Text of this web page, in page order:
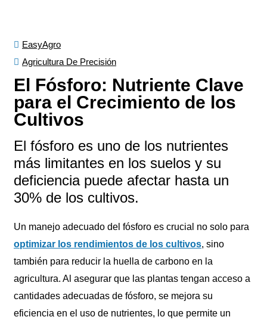
EasyAgro
Agricultura De Precisión
El Fósforo: Nutriente Clave
para el Crecimiento de los
Cultivos
El fósforo es uno de los nutrientes
más limitantes en los suelos y su
deficiencia puede afectar hasta un
30% de los cultivos.
Un manejo adecuado del fósforo es crucial no solo para
optimizar los rendimientos de los cultivos, sino
también para reducir la huella de carbono en la
agricultura. Al asegurar que las plantas tengan acceso a
cantidades adecuadas de fósforo, se mejora su
eficiencia en el uso de nutrientes, lo que permite un